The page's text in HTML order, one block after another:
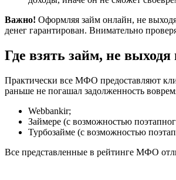
Важно! Оформляя займ онлайн, не
денег гарантирован. Внимательно
Где взять займ, не
Практически все МФО предоставляют
раньше не погашал задолженность
Webbankir;
Займере (с возможностью
Турбозайме (с возможностью
Все представленные в рейтинге МФО